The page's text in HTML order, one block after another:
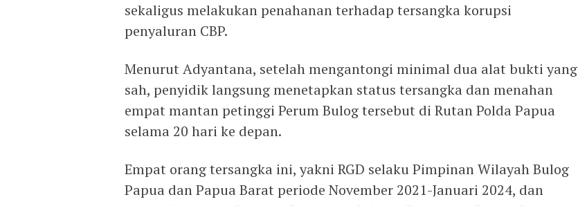
sekaligus melakukan penahanan terhadap tersangka korupsi
penyaluran CBP.
Menurut Adyantana, setelah mengantongi minimal dua alat bukti yang
sah, penyidik langsung menetapkan status tersangka dan menahan
empat mantan petinggi Perum Bulog tersebut di Rutan Polda Papua
selama 20 hari ke depan.
Empat orang tersangka ini, yakni RGD selaku Pimpinan Wilayah Bulog
Papua dan Papua Barat periode November 2021-Januari 2024, dan